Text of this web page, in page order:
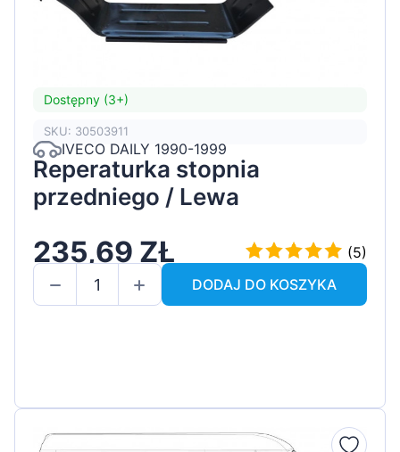
Dostępny (3+)
SKU: 30503911
IVECO DAILY 1990-1999
Reperaturka stopnia
przedniego / Lewa
235,69 ZŁ
(5)
DODAJ DO KOSZYKA